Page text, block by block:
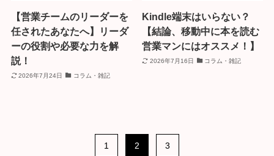
【営業チームのリーダーを
任されたあなたへ】リーダ
ーの役割や必要な力を解
説！
2026年7月24日 コラム・雑記
Kindle端末はいらない？
【結論、移動中に本を読む
営業マンにはオススメ！】
2026年7月16日 コラム・雑記
1 2 3